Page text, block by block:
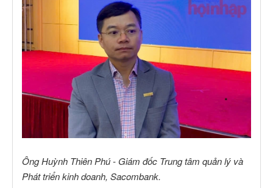
Ông Huỳnh Thiên Phú - Giám đốc Trung tâm quản lý và
Phát triển kinh doanh, Sacombank.